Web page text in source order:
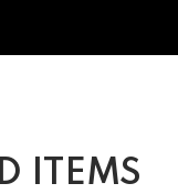
ITEMS